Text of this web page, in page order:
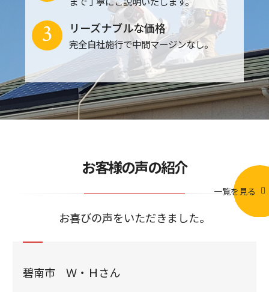
リーズナブルな価格
完全自社施行で中間マージンなし。
3
お客様の声の紹介
お喜びの声をいただきました。
一覧を見る
碧南市 Ｗ・Ｈさん